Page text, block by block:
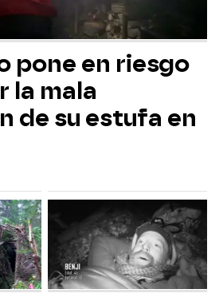
pone en riesgo
la mala
de su estufa en